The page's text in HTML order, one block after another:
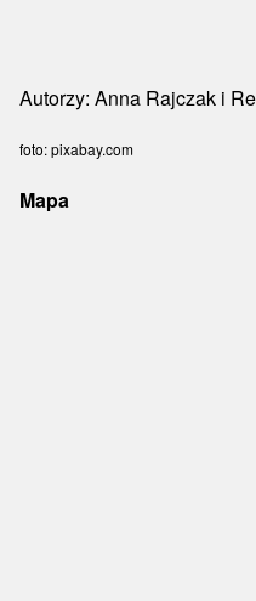
Autorzy: Anna Rajczak i
foto: pixabay.com
Mapa